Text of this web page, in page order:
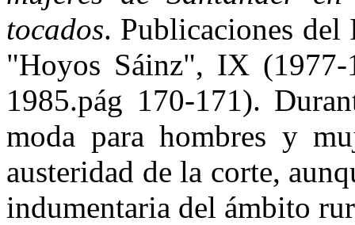
tocados. Publicaciones
"Hoyos Sáinz", IX (1977-
1985.pág 170-171).
moda para hombres y
austeridad de la corte,
indumentaria del ámbito